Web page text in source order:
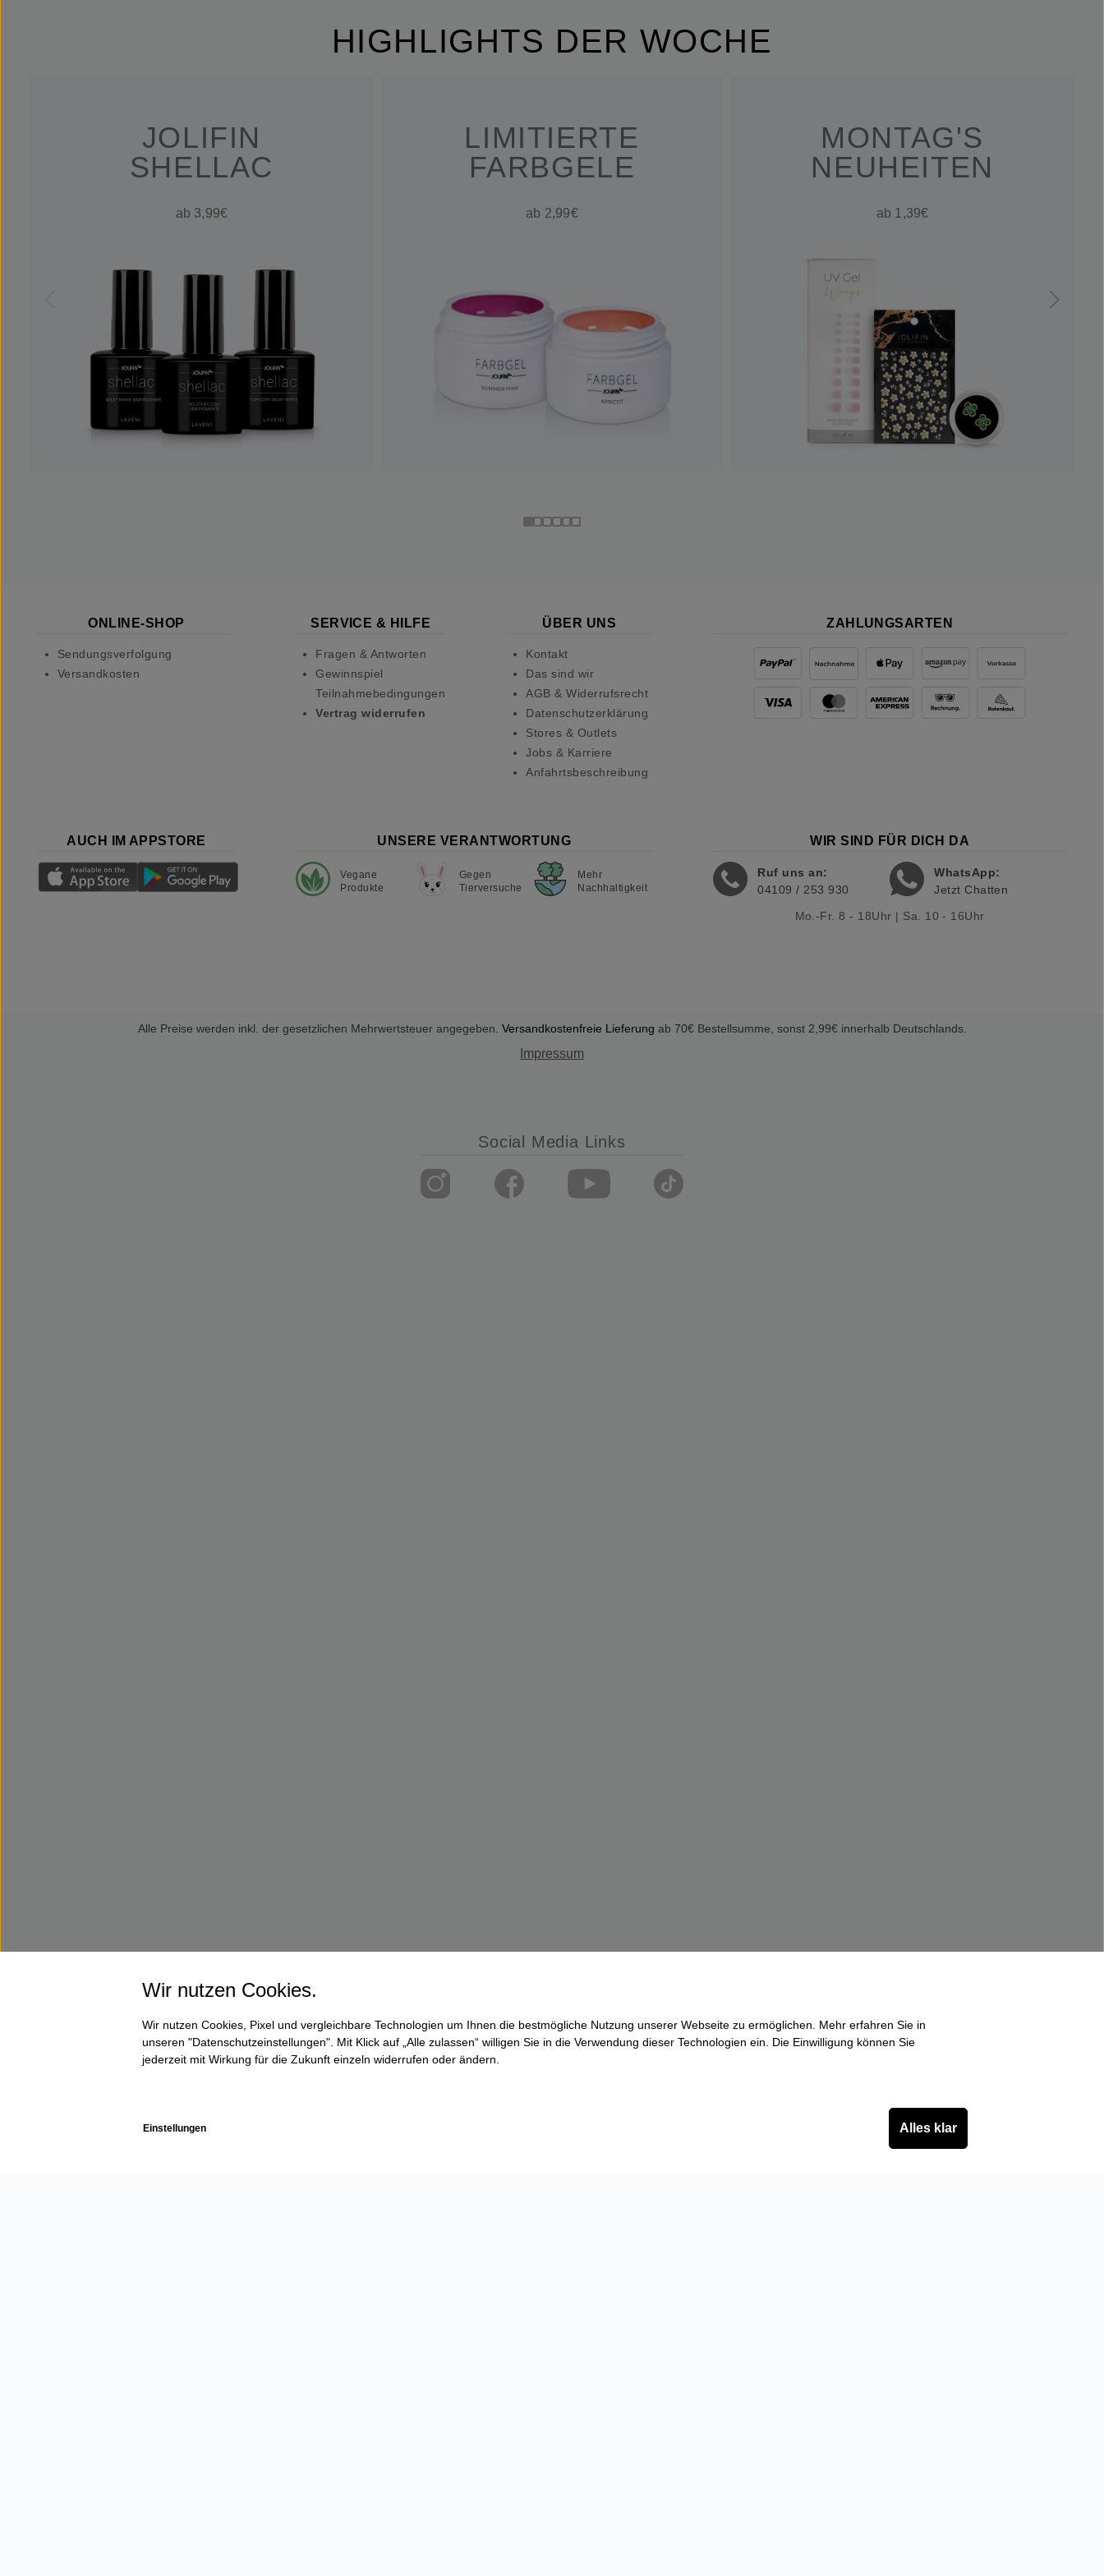
HIGHLIGHTS DER WOCHE
JOLIFIN
SHELLAC
ab 3,99€
LIMITIERTE
FARBGELE
ab 2,99€
MONTAG'S
NEUHEITEN
ab 1,39€
ONLINE-SHOP
Sendungsverfolgung
Versandkosten
SERVICE & HILFE
Fragen & Antworten
Gewinnspiel
Teilnahmebedingungen
Vertrag widerrufen
ÜBER UNS
Kontakt
Das sind wir
AGB & Widerrufsrecht
Datenschutzerklärung
Stores & Outlets
Jobs & Karriere
Anfahrtsbeschreibung
ZAHLUNGSARTEN
AUCH IM APPSTORE UNSERE VERANTWORTUNG
Vegane
Produkte
Gegen
Tierversuche
Mehr
Nachhaltigkeit
WIR SIND FÜR DICH DA
Ruf uns an:
04109 / 253 930
WhatsApp:
Jetzt Chatten
Mo.-Fr. 8 - 18Uhr | Sa. 10 - 16Uhr
Alle Preise werden inkl. der gesetzlichen Mehrwertsteuer angegeben. Versandkostenfreie Lieferung ab 70€ Bestellsumme, sonst 2,99€ innerhalb Deutschlands.
Impressum
Social Media Links
Wir nutzen Cookies.
Wir nutzen Cookies, Pixel und vergleichbare Technologien um Ihnen die bestmögliche Nutzung unserer Webseite zu ermöglichen. Mehr erfahren Sie in
unseren "Datenschutzeinstellungen". Mit Klick auf „Alle zulassen“ willigen Sie in die Verwendung dieser Technologien ein. Die Einwilligung können Sie
jederzeit mit Wirkung für die Zukunft einzeln widerrufen oder ändern.
Einstellungen Alles klar